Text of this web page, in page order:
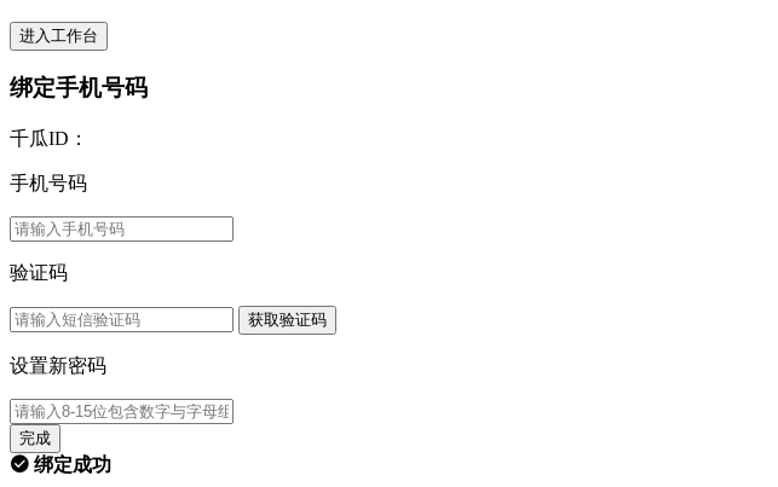
进入工作台
绑定手机号码
千瓜ID：
手机号码
验证码
获取验证码
设置新密码
完成
绑定成功